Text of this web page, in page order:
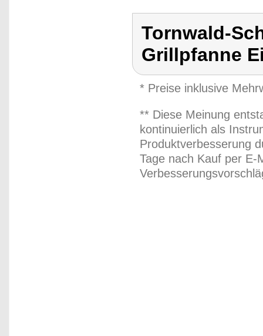
Tornwald-
Grillpfanne
* Preise inklusive
** Diese Meinung
kontinuierlich als
Produktverbesserung
Tage nach Kauf per E-